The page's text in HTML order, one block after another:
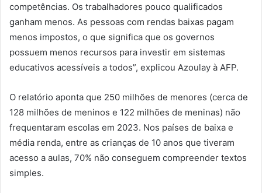
competências. Os trabalhadores pouco qualificados
ganham menos. As pessoas com rendas baixas pagam
menos impostos, o que significa que os governos
possuem menos recursos para investir em sistemas
educativos acessíveis a todos”, explicou Azoulay à AFP.
O relatório aponta que 250 milhões de menores (cerca de
128 milhões de meninos e 122 milhões de meninas) não
frequentaram escolas em 2023. Nos países de baixa e
média renda, entre as crianças de 10 anos que tiveram
acesso a aulas, 70% não conseguem compreender textos
simples.